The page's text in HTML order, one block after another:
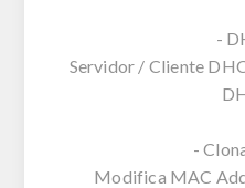
-
Servidor / Cliente
-
Modifica MAC